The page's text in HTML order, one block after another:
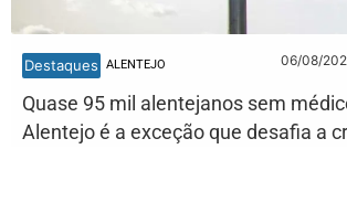
Destaques ALENTEJO 06/08/
Quase 95 mil alentejanos sem
Alentejo é a exceção que desafia a